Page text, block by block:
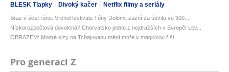
BLESK Tlapky Divoký kačer Netflix filmy a seriály
Sraz v šest ráno. Vrchol festivalu Tóny Dolomit zazní za úsvitu ve 300...
Nízkorozpočtová dovolená? Chorvatsko jedno z nejdražších v Evropě! Lev...
OBRAZEM: Modré slzy na Tchaj-wanu mění moře v magickou říši
Pro generaci Z